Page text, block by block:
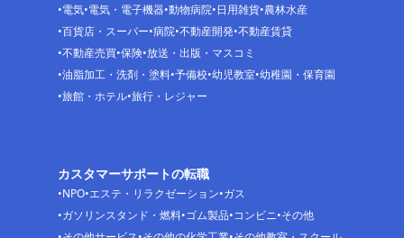
電気 電気・電子機器 動物病院 日用雑貨 農林水産
百貨店・スーパー 病院 不動産開発 不動産賃貸
不動産売買 保険 放送・出版・マスコミ
油脂加工・洗剤・塗料 予備校 幼児教室 幼稚園・保育園
旅館・ホテル 旅行・レジャー
カスタマーサポートの転職
NPO エステ・リラクゼーション ガス
ガソリンスタンド・燃料 ゴム製品 コンビニ その他